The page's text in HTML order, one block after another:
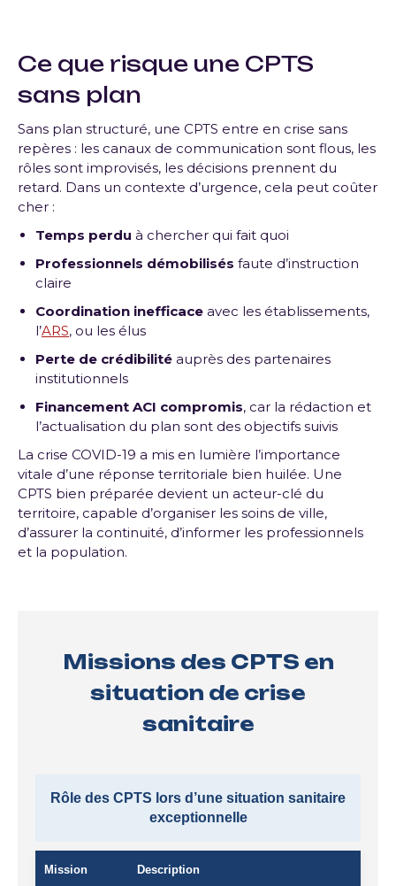
Ce que risque une CPTS
sans plan
Sans plan structuré, une CPTS entre en crise sans
repères : les canaux de communication sont flous, les
rôles sont improvisés, les décisions prennent du
retard. Dans un contexte d’urgence, cela peut coûter
cher :
Temps perdu à chercher qui fait quoi
Professionnels démobilisés faute d’instruction
claire
Coordination inefficace avec les établissements,
l’ARS, ou les élus
Perte de crédibilité auprès des partenaires
institutionnels
Financement ACI compromis, car la rédaction et
l’actualisation du plan sont des objectifs suivis
La crise COVID-19 a mis en lumière l’importance
vitale d’une réponse territoriale bien huilée. Une
CPTS bien préparée devient un acteur-clé du
territoire, capable d’organiser les soins de ville,
d’assurer la continuité, d’informer les professionnels
et la population.
Missions des CPTS en
situation de crise
sanitaire
Rôle des CPTS lors d’une situation sanitaire
exceptionnelle
Mission Description